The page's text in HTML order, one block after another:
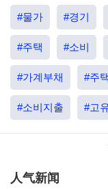
#물가 #경기
#주택 #소비
#가계부채 #주
#소비지출 #고
人气新闻